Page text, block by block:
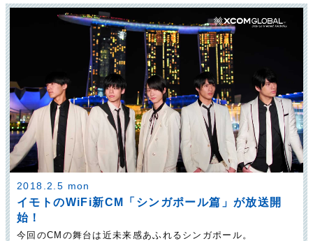
2018.2.5 mon
イモトのWiFi新CM「シンガポール篇」が放送開
始！
今回のCMの舞台は近未来感あふれるシンガポール。